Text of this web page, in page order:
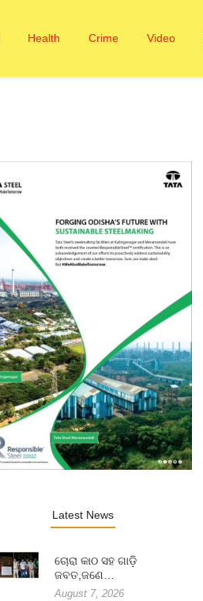
Health Crime Video
Latest News
ଚୋରା କାଠ ସହ ଗାଡ଼ି
ଜବତ,ଜଣେ…
August 7, 2026